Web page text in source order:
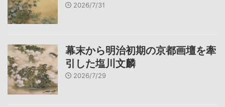
2026/7/31
幕末から明治初期の京都画壇を牽
引した塩川文麟
2026/7/29